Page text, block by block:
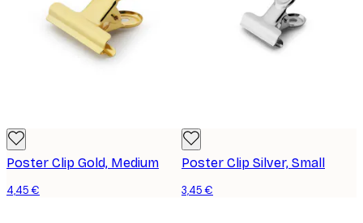
Poster Clip Gold, Medium
4,45 €
Poster Clip Silver, Small
3,45 €